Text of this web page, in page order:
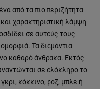
από τα πιο περιζήτητα
χαρακτηριστική λάμψη
σε αυτούς τους
Τα διαμάντια
καθαρό άνθρακα. Εκτός
σε ολόκληρο το
κόκκινο, ροζ, μπλε ή